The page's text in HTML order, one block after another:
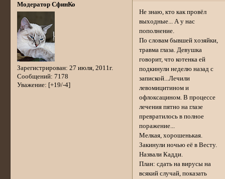
Модератор СфинКо
Зарегистрирован: 27 июля, 2011г.
Сообщений: 7178
Уважение: [+19/-4]
Не знаю, кто как провёл
выходные... А у нас
пополнение.
По словам бывшей хозяйки,
травма глаза. Девушка
говорит, что котенка ей
подкинули неделю назад с
запиской...Лечили
левомицитином и
офлоксацином. В процессе
лечения пятно на глазе
превратилось в полное
поражение...
Мелкая, хорошенькая.
Закинули ночью её в Весту.
Назвали Кадди.
План: сдать на вирусы на
всякий случай, показать